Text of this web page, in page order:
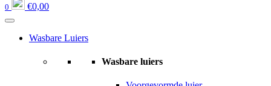
0 €0,00
Wasbare Luiers
Wasbare luiers